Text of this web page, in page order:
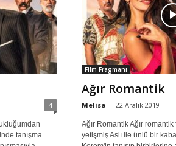
4
tanışma
Film Fragmanı
Ağır Romantik
Melisa - 22 Aralık 2019
Ağır Romantik Ağır
yetişmiş Aslı ile ünlü bir